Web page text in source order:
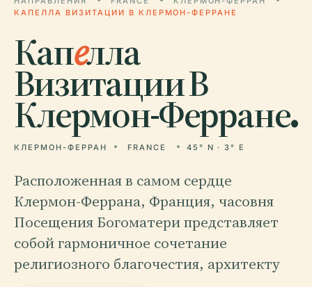
КАПЕЛЛА ВИЗИТАЦИИ В КЛЕРМОН-ФЕРРАНЕ
Капелла
Визитации В
Клермон-Ферране.
КЛЕРМОН-ФЕРРАН FRANCE 45° N · 3° E
Расположенная в самом сердце
Клермон-Феррана, Франция, часовня
Посещения Богоматери представляет
собой гармоничное сочетание
религиозного благочестия, архитекту